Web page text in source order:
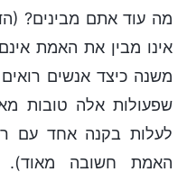
מה עוד אתם מבינים?
אינו מבין את האמת
משנה כיצד אנשים
שפעולות אלה טובות
לעלות בקנה אחד עם
האמת חשובה מאוד).